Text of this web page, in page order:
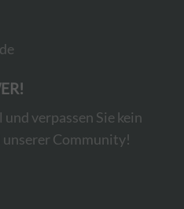
verpassen Sie kein
unserer Community!